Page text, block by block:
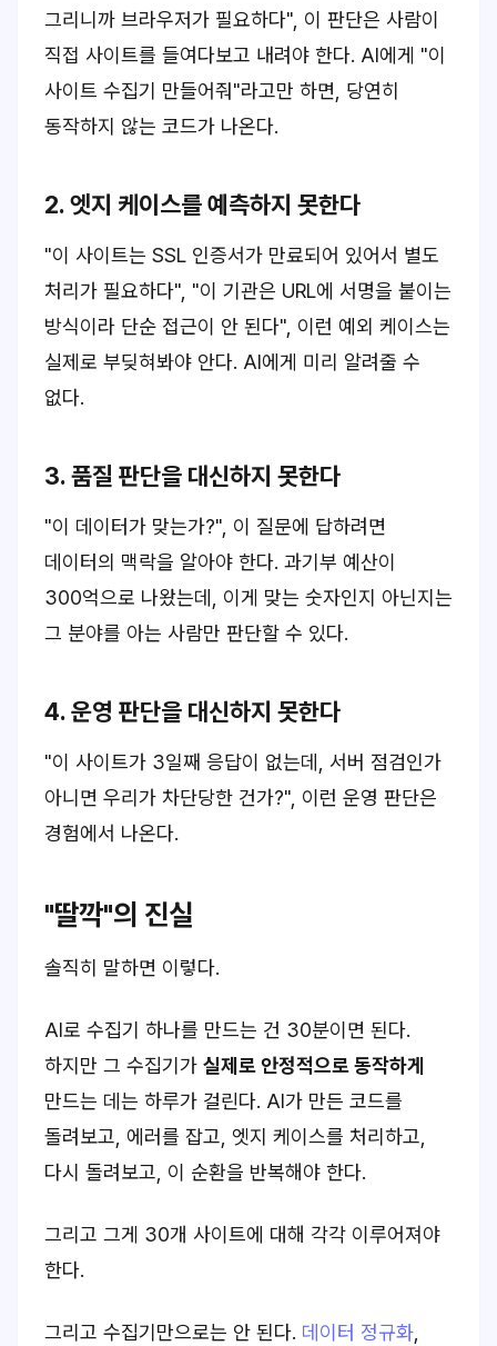
그리니까 브라우저가 필요하다", 이 판단은 사람이
직접 사이트를 들여다보고 내려야 한다. AI에게 "이
사이트 수집기 만들어줘"라고만 하면, 당연히
동작하지 않는 코드가 나온다.
2. 엣지 케이스를 예측하지 못한다
"이 사이트는 SSL 인증서가 만료되어 있어서 별도
처리가 필요하다", "이 기관은 URL에 서명을 붙이는
방식이라 단순 접근이 안 된다", 이런 예외 케이스는
실제로 부딪혀봐야 안다. AI에게 미리 알려줄 수
없다.
3. 품질 판단을 대신하지 못한다
"이 데이터가 맞는가?", 이 질문에 답하려면
데이터의 맥락을 알아야 한다. 과기부 예산이
300억으로 나왔는데, 이게 맞는 숫자인지 아닌지는
그 분야를 아는 사람만 판단할 수 있다.
4. 운영 판단을 대신하지 못한다
"이 사이트가 3일째 응답이 없는데, 서버 점검인가
아니면 우리가 차단당한 건가?", 이런 운영 판단은
경험에서 나온다.
"딸깍"의 진실
솔직히 말하면 이렇다.
AI로 수집기 하나를 만드는 건 30분이면 된다.
하지만 그 수집기가 실제로 안정적으로 동작하게
만드는 데는 하루가 걸린다. AI가 만든 코드를
돌려보고, 에러를 잡고, 엣지 케이스를 처리하고,
다시 돌려보고, 이 순환을 반복해야 한다.
그리고 그게 30개 사이트에 대해 각각 이루어져야
한다.
그리고 수집기만으로는 안 된다. 데이터 정규화